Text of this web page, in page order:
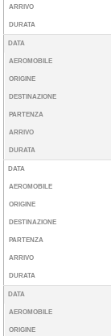
ARRIVO
DURATA
DATA
AEROMOBILE
ORIGINE
DESTINAZIONE
PARTENZA
ARRIVO
DURATA
DATA
AEROMOBILE
ORIGINE
DESTINAZIONE
PARTENZA
ARRIVO
DURATA
DATA
AEROMOBILE
ORIGINE